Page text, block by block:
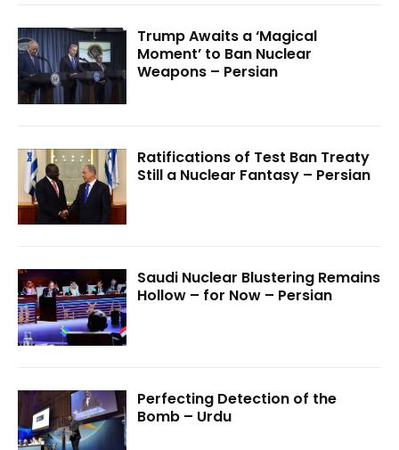
Trump Awaits a ‘Magical
Moment’ to Ban Nuclear
Weapons – Persian
Ratifications of Test Ban Treaty
Still a Nuclear Fantasy – Persian
Saudi Nuclear Blustering Remains
Hollow – for Now – Persian
Perfecting Detection of the
Bomb – Urdu